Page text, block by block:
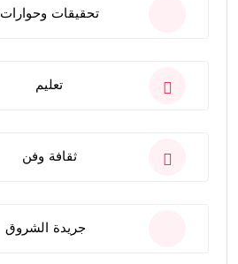
تحقيقات وحوارات
تعليم
ثقافة وفن
جريدة الشروق